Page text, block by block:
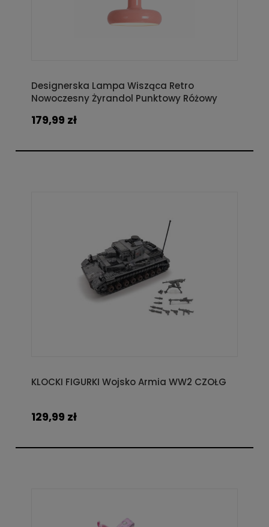
Designerska Lampa Wisząca Retro
Nowoczesny Żyrandol Punktowy Różowy
179,99 zł
KLOCKI FIGURKI Wojsko Armia WW2 CZOŁG
129,99 zł